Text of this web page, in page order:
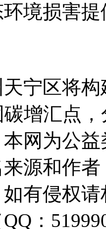
境损害
宁区将
增汇点
本网为公
源和作
有侵权
：